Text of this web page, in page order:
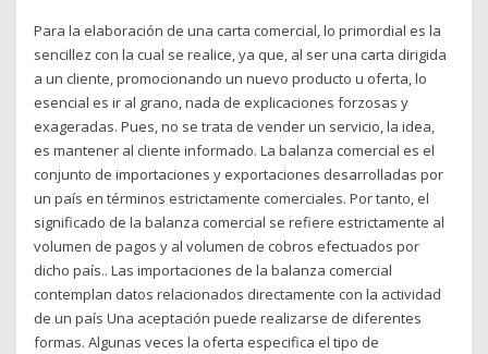
Para la elaboración de una carta comercial, lo primordial es la
sencillez con la cual se realice, ya que, al ser una carta dirigida
a un cliente, promocionando un nuevo producto u oferta, lo
esencial es ir al grano, nada de explicaciones forzosas y
exageradas. Pues, no se trata de vender un servicio, la idea,
es mantener al cliente informado. La balanza comercial es el
conjunto de importaciones y exportaciones desarrolladas por
un país en términos estrictamente comerciales. Por tanto, el
significado de la balanza comercial se refiere estrictamente al
volumen de pagos y al volumen de cobros efectuados por
dicho país.. Las importaciones de la balanza comercial
contemplan datos relacionados directamente con la actividad
de un país Una aceptación puede realizarse de diferentes
formas. Algunas veces la oferta especifica el tipo de